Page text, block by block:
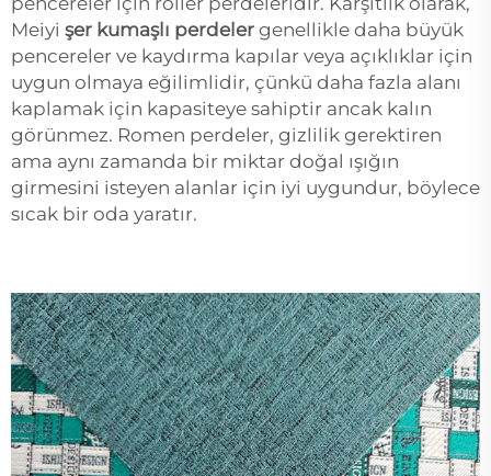
Meiyi şer kumaşlı perdeler genellikle daha büyük
pencereler ve kaydırma kapılar veya açıklıklar için
uygun olmaya eğilimlidir, çünkü daha fazla alanı
kaplamak için kapasiteye sahiptir ancak kalın
görünmez. Romen perdeler, gizlilik gerektiren
ama aynı zamanda bir miktar doğal ışığın
girmesini isteyen alanlar için iyi uygundur, böylece
sıcak bir oda yaratır.